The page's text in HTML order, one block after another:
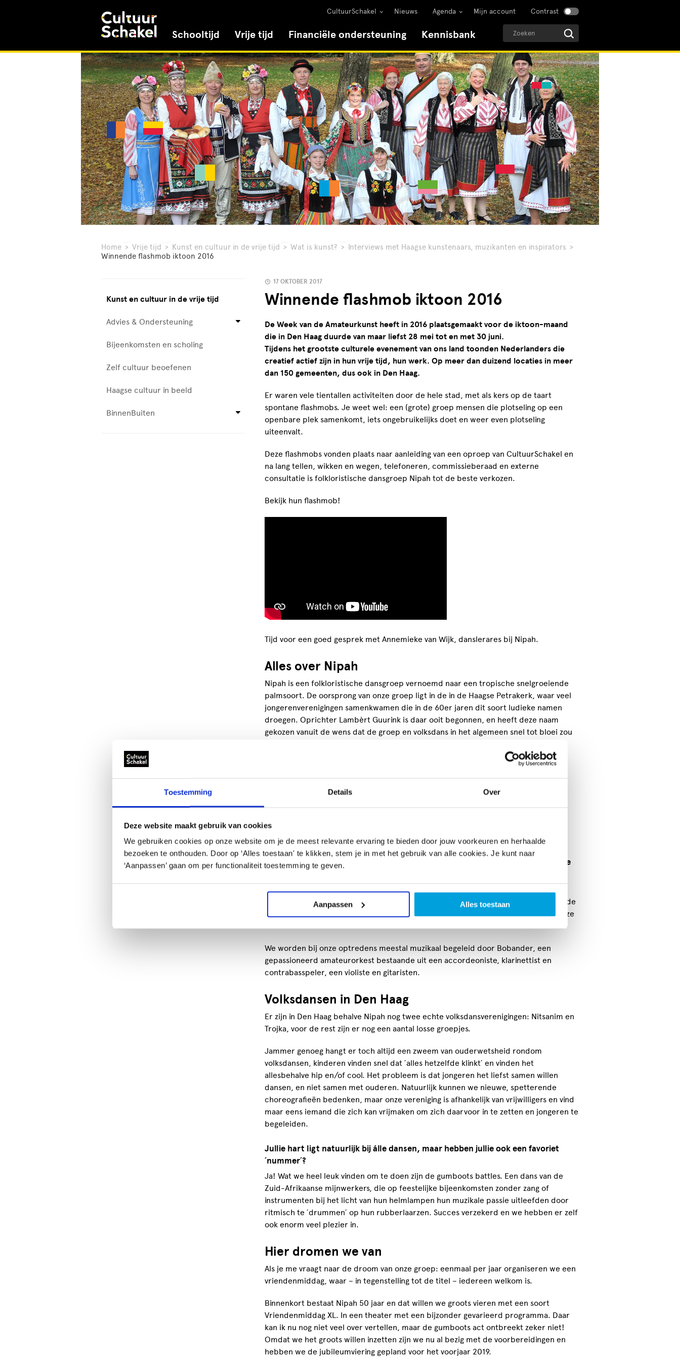
Toestemming Details Over
Deze website maakt gebruik van cookies
We gebruiken cookies op onze website om je de meest relevante ervaring te bieden door jouw voorkeuren en herhaalde
bezoeken te onthouden. Door op ‘Alles toestaan' te klikken, stem je in met het gebruik van alle cookies. Je kunt naar
‘Aanpassen’ gaan om per functionaliteit toestemming te geven.
Aanpassen Alles toestaan
CultuurSchakel Nieuws Agenda Mijn account Contrast
Schooltijd Vrije tijd Financiële ondersteuning Kennisbank
Home > Vrije tijd > Kunst en cultuur in de vrije tijd > Wat is kunst? > Interviews met Haagse kunstenaars, muzikanten en inspirators >
Winnende flashmob iktoon 2016
Kunst en cultuur in de vrije tijd
Advies & Ondersteuning
Bijeenkomsten en scholing
Zelf cultuur beoefenen
Haagse cultuur in beeld
BinnenBuiten
17 OKTOBER 2017
Winnende flashmob iktoon 2016
De Week van de Amateurkunst heeft in 2016 plaatsgemaakt voor de iktoon-maand
die in Den Haag duurde van maar liefst 28 mei tot en met 30 juni.
Tijdens het grootste culturele evenement van ons land toonden Nederlanders die
creatief actief zijn in hun vrije tijd, hun werk. Op meer dan duizend locaties in meer
dan 150 gemeenten, dus ook in Den Haag.
Er waren vele tientallen activiteiten door de hele stad, met als kers op de taart
spontane flashmobs. Je weet wel: een (grote) groep mensen die plotseling op een
openbare plek samenkomt, iets ongebruikelijks doet en weer even plotseling
uiteenvalt.
Deze flashmobs vonden plaats naar aanleiding van een oproep van CultuurSchakel en
na lang tellen, wikken en wegen, telefoneren, commissieberaad en externe
consultatie is folkloristische dansgroep Nipah tot de beste verkozen.
Bekijk hun flashmob!
Tijd voor een goed gesprek met Annemieke van Wijk, danslerares bij Nipah.
Alles over Nipah
Nipah is een folkloristische dansgroep vernoemd naar een tropische snelgroeiende
palmsoort. De oorsprong van onze groep ligt in de in de Haagse Petrakerk, waar veel
jongerenverenigingen samenkwamen die in de 60er jaren dit soort ludieke namen
droegen. Oprichter Lambèrt Guurink is daar ooit begonnen, en heeft deze naam
gekozen vanuit de wens dat de groep en volksdans in het algemeen snel tot bloei zou
Inmiddels bestaat Nipah uit een recreatiegroep met zo´n 26 dansers, waarvan een
aantal meedoet met de voorstellingsgroep die uit totaal 14 dansers bestaat.
bejaardenhuizen maar tegenwoordig treden we ook op bij allerlei festivals door de
hele stad.
Jullie zijn een internationaal folkloristische dansgroep. Welke genres uit welke
Het gaat inderdaad om internationale volksdansen, met name Roemeens, Bulgaars,
Pools, Nederlands en Zuid-Afrikaans. We maken zelf de choreografieën op bestaande
muziek. Guus van Kan laat soms speciaal muziek componeren voor bijvoorbeeld onze
We worden bij onze optredens meestal muzikaal begeleid door Bobander, een
gepassioneerd amateurorkest bestaande uit een accordeoniste, klarinettist en
contrabasspeler, een violiste en gitaristen.
Volksdansen in Den Haag
Er zijn in Den Haag behalve Nipah nog twee echte volksdansverenigingen: Nitsanim en
Trojka, voor de rest zijn er nog een aantal losse groepjes.
Jammer genoeg hangt er toch altijd een zweem van ouderwetsheid rondom
volksdansen, kinderen vinden snel dat ´alles hetzelfde klinkt´ en vinden het
allesbehalve hip en/of cool. Het probleem is dat jongeren het liefst samen willen
dansen, en niet samen met ouderen. Natuurlijk kunnen we nieuwe, spetterende
choreografieën bedenken, maar onze vereniging is afhankelijk van vrijwilligers en vind
maar eens iemand die zich kan vrijmaken om zich daarvoor in te zetten en jongeren te
begeleiden.
Jullie hart ligt natuurlijk bij álle dansen, maar hebben jullie ook een favoriet
´nummer´?
Ja! Wat we heel leuk vinden om te doen zijn de gumboots battles. Een dans van de
Zuid-Afrikaanse mijnwerkers, die op feestelijke bijeenkomsten zonder zang of
instrumenten bij het licht van hun helmlampen hun muzikale passie uitleefden door
ritmisch te ´drummen´ op hun rubberlaarzen. Succes verzekerd en we hebben er zelf
ook enorm veel plezier in.
Hier dromen we van
Als je me vraagt naar de droom van onze groep: eenmaal per jaar organiseren we een
vriendenmiddag, waar – in tegenstelling tot de titel – iedereen welkom is.
Binnenkort bestaat Nipah 50 jaar en dat willen we groots vieren met een soort
Vriendenmiddag XL. In een theater met een bijzonder gevarieerd programma. Daar
kan ik nu nog niet veel over vertellen, maar de gumboots act ontbreekt zeker niet!
Omdat we het groots willen inzetten zijn we nu al bezig met de voorbereidingen en
hebben we de jubileumviering gepland voor het voorjaar 2019.